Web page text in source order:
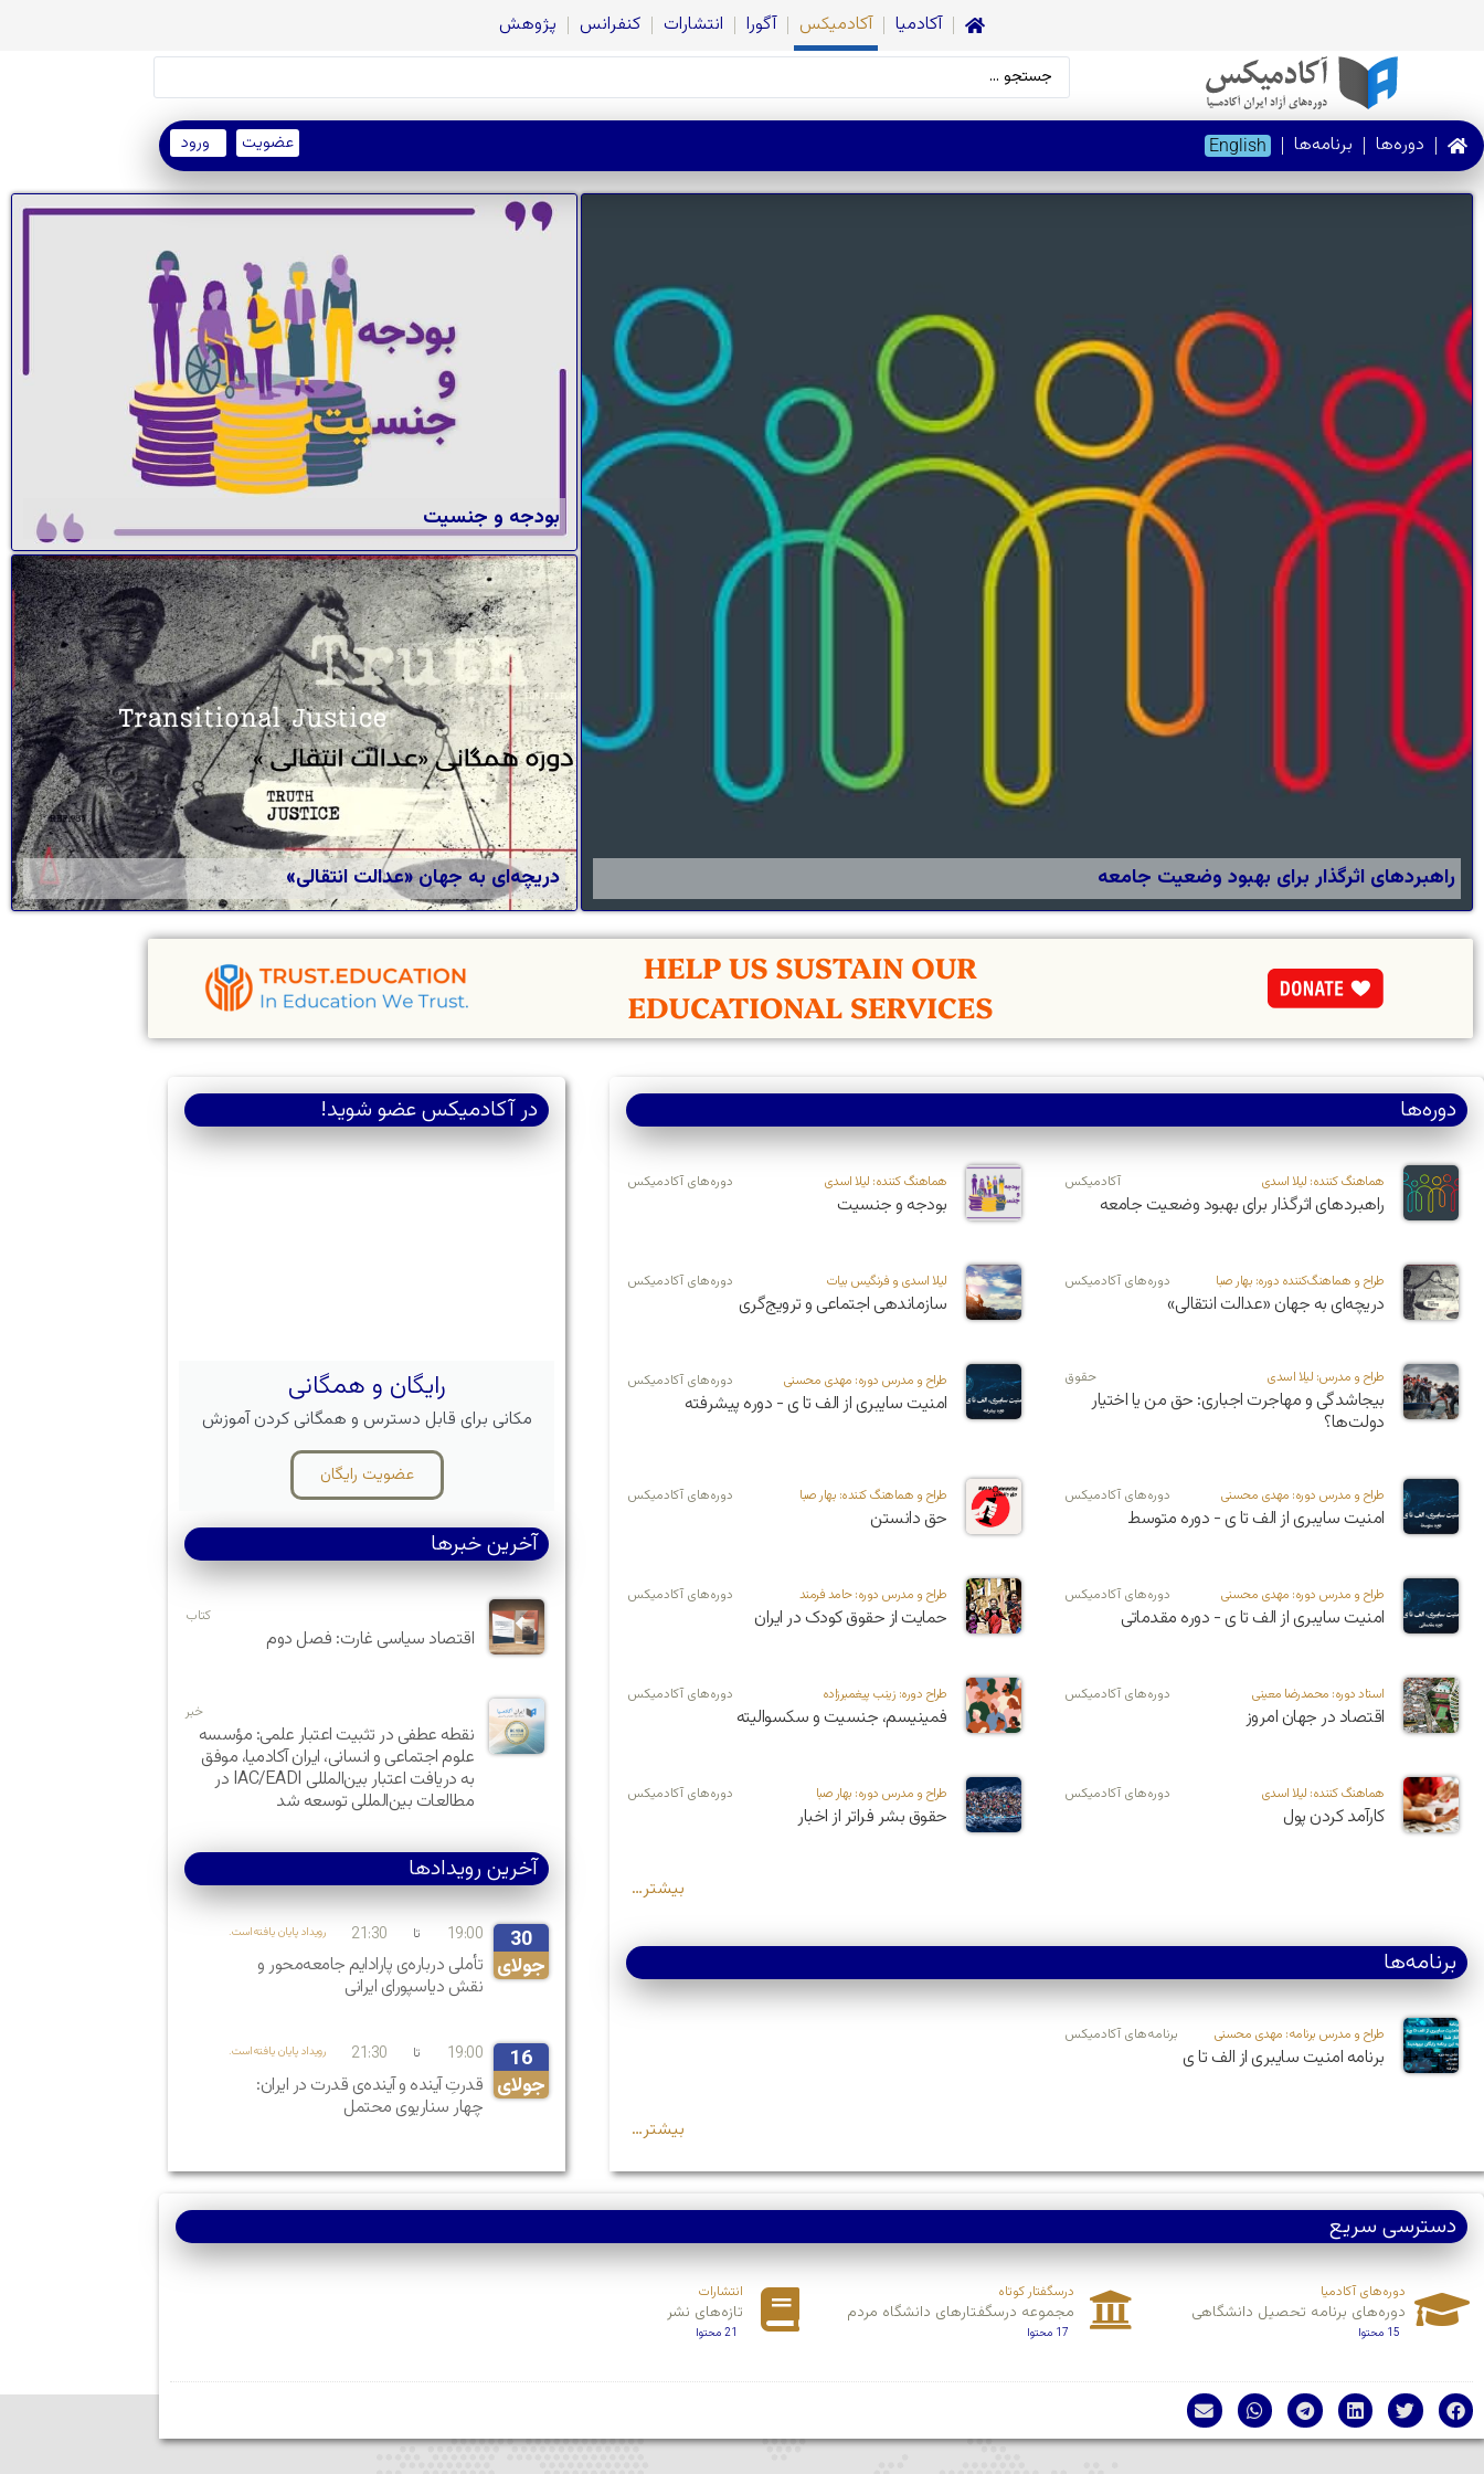
آکادمیا آکادمیکس آگورا انتشارات کنفرانس پژوهش
دوره‌ها برنامه‌ها English ورود عضویت
راهبردهای اثرگذار برای بهبود وضعیت جامعه
بودجه و جنسیت
دریچه‌ای به جهان «عدالت انتقالی»
دوره‌ها
هماهنگ کننده: لیلا اسدی آکادمیکس
راهبردهای اثرگذار برای بهبود وضعیت جامعه
هماهنگ کننده: لیلا اسدی دوره‌های آکادمیکس
بودجه و جنسیت
طراح و هماهنگ‌کننده دوره: بهار صبا دوره‌های آکادمیکس
دریچه‌ای به جهان «عدالت انتقالی»
لیلا اسدی و فرنگیس بیات دوره‌های آکادمیکس
سازماندهی اجتماعی و ترویج‌گری
طراح و مدرس: لیلا اسدی حقوق
بیجاشدگی و مهاجرت اجباری: حق من یا اختیار
دولت‌ها؟
طراح و مدرس دوره: مهدی محسنی دوره‌های آکادمیکس
امنیت سایبری از الف تا ی - دوره پیشرفته
طراح و مدرس دوره: مهدی محسنی دوره‌های آکادمیکس
امنیت سایبری از الف تا ی - دوره متوسط
طراح و هماهنگ کننده: بهار صبا دوره‌های آکادمیکس
حق دانستن
طراح و مدرس دوره:‌ مهدی محسنی دوره‌های آکادمیکس
امنیت سایبری از الف تا ی - دوره مقدماتی
طراح و مدرس دوره:‌ حامد فرمند دوره‌های آکادمیکس
حمایت از حقوق کودک در ایران
استاد دوره: محمدرضا معینی دوره‌های آکادمیکس
اقتصاد در جهان امروز
طراح دوره:‌ زینب پیغمبرزاده دوره‌های آکادمیکس
فمینیسم، جنسیت و سکسوالیته
هماهنگ کننده: لیلا اسدی دوره‌های آکادمیکس
کارآمد کردن پول
طراح و مدرس دوره: بهار صبا دوره‌های آکادمیکس
حقوق بشر فراتر از اخبار
بیشتر…
برنامه‌ها
طراح و مدرس برنامه:‌ مهدی محسنی برنامه‌های آکادمیکس
برنامه امنیت سایبری از الف تا ی
بیشتر…
در آکادمیکس عضو شوید!
رایگان و همگانی
مکانی برای قابل دسترس و همگانی کردن آموزش
عضویت رایگان
آخرین خبرها
کتاب
اقتصاد سیاسی غارت: فصل دوم
خبر
نقطه عطفی در تثبیت اعتبار علمی: مؤسسه
علوم اجتماعی و انسانی، ایران آکادمیا، موفق
به دریافت اعتبار بین‌المللی IAC/EADI در
مطالعات بین‌المللی توسعه شد
آخرین رویدادها
30
جولای
19:00 تا 21:30 .رویداد پایان یافته‌است
تأملی درباره‌ی پارادایم جامعه‌محور و
نقش دیاسپورای ایرانی
16
جولای
19:00 تا 21:30 .رویداد پایان یافته‌است
قدرتِ آینده و آینده‌ی قدرت در ایران:
چهار سناریوی محتمل
دسترسی سریع
دوره‌های آکادمیا
دوره‌های برنامه تحصیل دانشگاهی
15 محتوا
درسگفتار کوتاه
مجموعه درسگفتارهای دانشگاه مردم
17 محتوا
انتشارات
تازه‌های نشر
21 محتوا